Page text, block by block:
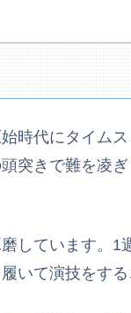
時代にタイム
突きで難を凌
しています。1
いて演技をす